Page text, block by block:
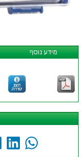
מידע נוסף